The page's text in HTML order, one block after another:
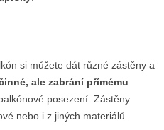
si můžete dát různé zástěny a
ale zabrání přímému
posezení. Zástěny
nebo i z jiných materiálů.